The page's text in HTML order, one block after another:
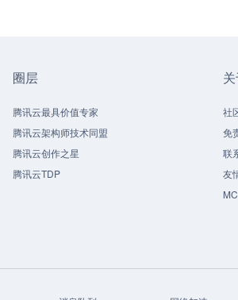
圈层
腾讯云最具价值专家
腾讯云架构师技术同盟
腾讯云创作之星
腾讯云TDP
社
免
联
友